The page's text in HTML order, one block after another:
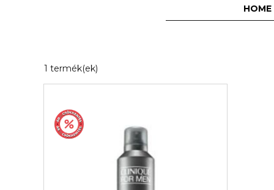
HOME
1 termék(ek)